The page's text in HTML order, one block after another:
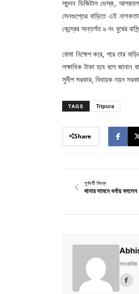
স্যন্দন ডিজিটাল ডেস্ক,
সেনগুপ্তের বাড়িতে এই
কেন্দ্রের অন্তর্গত ৬ নং বুথের
বোমা নিক্ষেপ করে, পরে তার
লক্ষাধিক টাকা হবে বলে
সুদীপ সরকার, বিধায়ক নয়ন
TAGS Tripura
Share
পূর্ববর্তী নিবন্ধ
থানার সামনে ধর্নায়